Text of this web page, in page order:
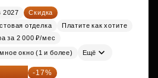
2027
Скидка
отделка
Платите как хотите
за 2 000 ₽/мес
окно (1 и более) Ещё
271 ₽ -17%